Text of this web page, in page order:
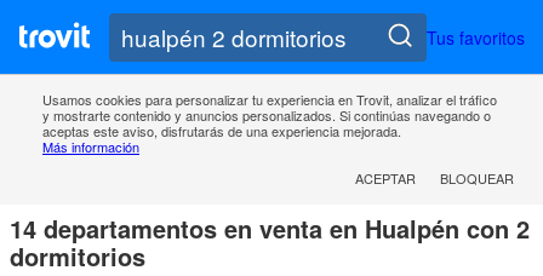
Tus favoritos
Usamos cookies para personalizar tu experiencia en Trovit, analizar el tráfico
y mostrarte contenido y anuncios personalizados. Si continúas navegando o
aceptas este aviso, disfrutarás de una experiencia mejorada.
Más información
ACEPTAR
BLOQUEAR
14 departamentos en venta en Hualpén con 2
dormitorios